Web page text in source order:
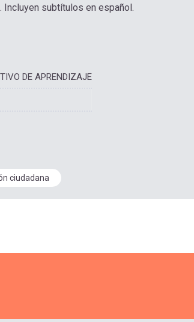
subtítulos en español.
DE APRENDIZAJE
ciudadana